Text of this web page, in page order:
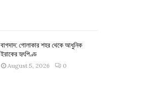
বাগদাদ: গোলাকার শহর থেকে আধুনিক
ইরাকের হৃৎপিণ্ড
August 5, 2026 0